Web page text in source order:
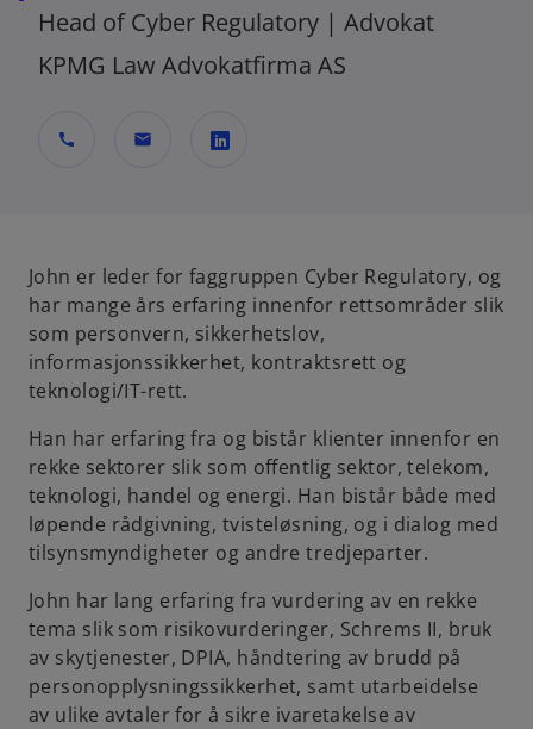
Head of Cyber Regulatory | Advokat
KPMG Law Advokatfirma AS
call mail
n
s
n
e
w
a
b
John er leder for faggruppen Cyber Regulatory, og
har mange års erfaring innenfor rettsområder slik
som personvern, sikkerhetslov,
informasjonssikkerhet, kontraktsrett og
teknologi/IT-rett.
Han har erfaring fra og bistår klienter innenfor en
rekke sektorer slik som offentlig sektor, telekom,
teknologi, handel og energi. Han bistår både med
løpende rådgivning, tvisteløsning, og i dialog med
tilsynsmyndigheter og andre tredjeparter.
John har lang erfaring fra vurdering av en rekke
tema slik som risikovurderinger, Schrems II, bruk
av skytjenester, DPIA, håndtering av brudd på
personopplysningssikkerhet, samt utarbeidelse
av ulike avtaler for å sikre ivaretakelse av